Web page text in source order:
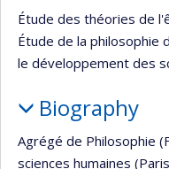
Étude des théories de
Étude de la philosophie
le développement des
Biography
Agrégé de Philosophie
sciences humaines